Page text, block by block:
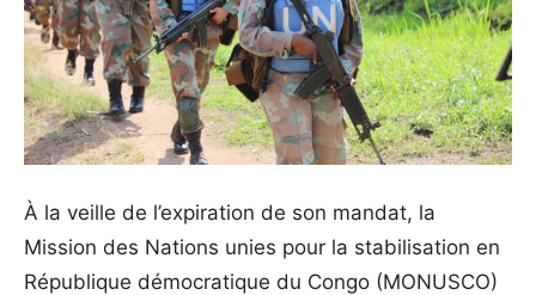
À la veille de l’expiration de son mandat, la
Mission des Nations unies pour la stabilisation en
République démocratique du Congo (MONUSCO)